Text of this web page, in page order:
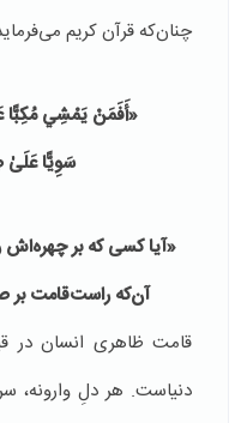
چنان‌که قرآن کریم
«أَفَمَنْ يَمْشِي
سَوِيًّا
«آیا کسی که بر چهره‌اش
آن‌که راست‌قامت بر
قامت ظاهری انسان در
دنیاست. هر دلِ وارونه،